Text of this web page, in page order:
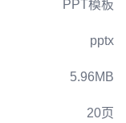
PPT模板
pptx
5.96MB
20页